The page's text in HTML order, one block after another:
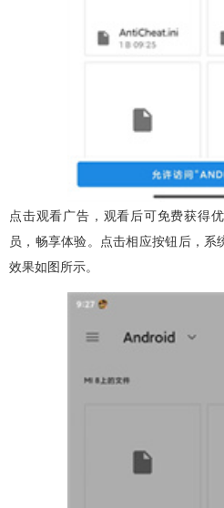
点击观看广告，观看后可免费获得
员，畅享体验。点击相应按钮后，
效果如图所示。